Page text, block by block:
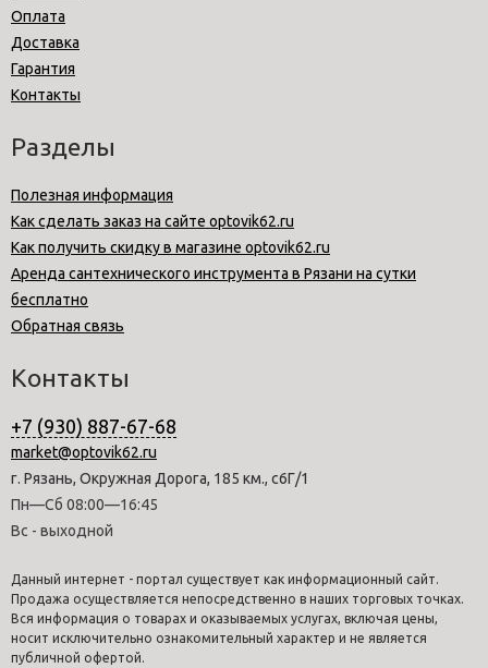
Оплата
Доставка
Гарантия
Контакты
Разделы
Полезная информация
Как сделать заказ на сайте optovik62.ru
Как получить скидку в магазине optovik62.ru
Аренда сантехнического инструмента в Рязани на сутки
бесплатно
Обратная связь
Контакты
+7 (930) 887-67-68
market@optovik62.ru
г. Рязань, Окружная Дорога, 185 км., с6Г/1
Пн—Сб 08:00—16:45
Вс - выходной
Данный интернет - портал существует как информационный сайт.
Продажа осуществляется непосредственно в наших торговых точках.
Вся информация о товарах и оказываемых услугах, включая цены,
носит исключительно ознакомительный характер и не является
публичной офертой.